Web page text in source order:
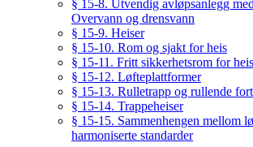
§ 15-8. Utvendig avløpsanlegg
Overvann og drensvann
§ 15-9. Heiser
§ 15-10. Rom og sjakt for heis
§ 15-11. Fritt sikkerhetsrom for heis
§ 15-12. Løfteplattformer
§ 15-13. Rulletrapp og rullende
§ 15-14. Trappeheiser
§ 15-15. Sammenhengen mellom
harmoniserte standarder